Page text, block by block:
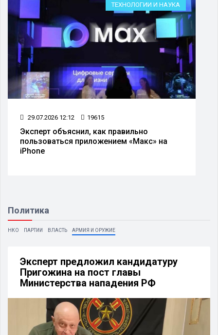
ТЕХНОЛОГИИ И НАУКА
29.07.2026 12:12 19615
Эксперт объяснил, как правильно
пользоваться приложением «Макс» на
iPhone
Политика
НКО ПАРТИИ ВЛАСТЬ АРМИЯ И ОРУЖИЕ
Эксперт предложил кандидатуру
Пригожина на пост главы
Министерства нападения РФ